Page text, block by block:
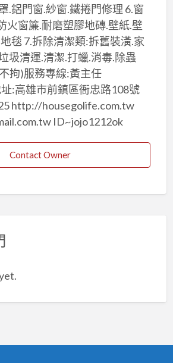
.鋁門窗.紗窗.鐵捲門修理 6.窗
火窗簾.耐磨塑膠地磚.壁紙.壁
毯 7.拆除清潔類:拆舊裝潢.家
圾清運.清潔.打蠟.消毒.除蟲
拘)服務專線:黃主任
:高雄市前鎮區衙忠路108號
http://housegolife.com.tw
ID~jojo1212ok
Contact Owner